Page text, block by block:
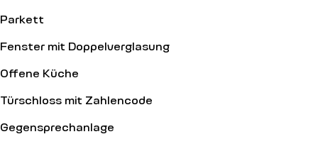
Parkett
Fenster mit Doppelverglasung
Offene Küche
Türschloss mit Zahlencode
Gegensprechanlage